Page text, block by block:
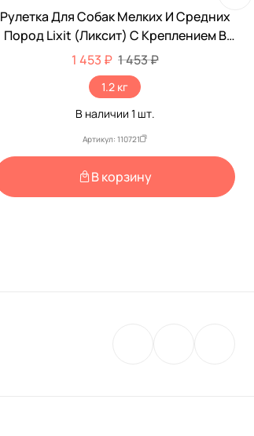
Рулетка Для Собак Мелких И Средних
Пород Lixit (Ликсит) С Креплением В
Грунт От 11,4 До 36,3кг 6,1м
Металлический Трос 8401
1 453 ₽ 1 453 ₽
1.2 кг
В наличии 1 шт.
Артикул: 110721
В корзину